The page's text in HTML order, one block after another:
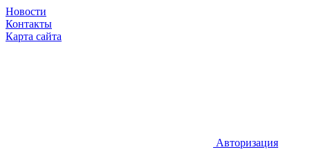
Новости
Контакты
Карта сайта
Авторизация